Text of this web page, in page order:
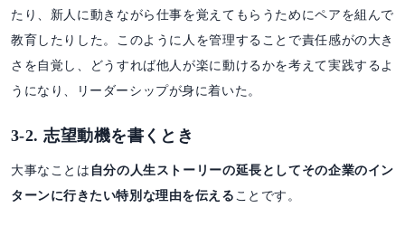
たり、新人に動きながら仕事を覚えてもらうためにペアを組んで
教育したりした。このように人を管理することで責任感がの大き
さを自覚し、どうすれば他人が楽に動けるかを考えて実践するよ
うになり、リーダーシップが身に着いた。
3-2. 志望動機を書くとき
大事なことは 自分の人生ストーリーの延長としてその企業のイン
ターンに行きたい特別な理由を伝える ことです。